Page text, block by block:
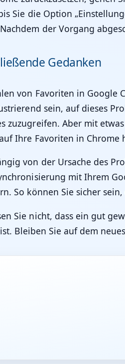
Sie die Option
der Vorgang
Gedanken
von Favoriten in Google
sein, auf dieses
zuzugreifen. Aber mit
Ihre Favoriten in Chrome
von der Ursache des
mit Ihrem
So können Sie sicher
Sie nicht, dass ein gut
Bleiben Sie auf dem